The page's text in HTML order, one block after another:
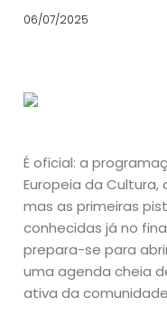
06/07/2025
É oficial: a
Europeia da Cultura,
mas as primeiras
conhecidas já no
prepara-se para
uma agenda cheia
ativa da